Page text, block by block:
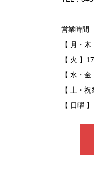
営業時間
【 月・
【 火 】
【 水・
【 土・
【 日曜